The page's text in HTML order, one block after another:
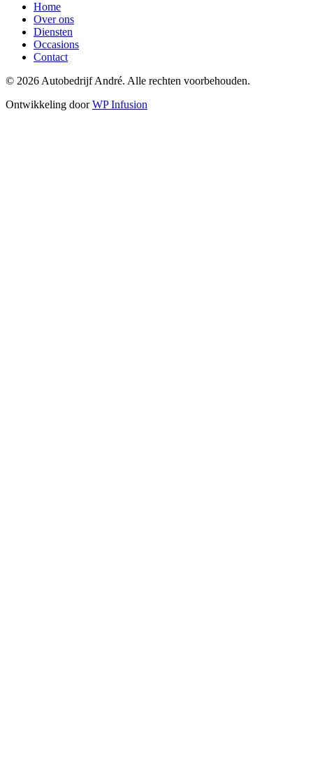
Home
Over ons
Diensten
Occasions
Contact
© 2026 Autobedrijf André. Alle rechten voorbehouden.
Ontwikkeling doorWP Infusion